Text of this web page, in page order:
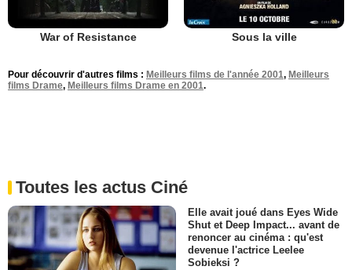
War of Resistance Sous la ville
Pour découvrir d'autres films : Meilleurs films de l'année 2001, Meilleurs
films Drame, Meilleurs films Drame en 2001.
Toutes les actus Ciné
Elle avait joué dans Eyes Wide
Shut et Deep Impact... avant de
renoncer au cinéma : qu'est
devenue l'actrice Leelee
Sobieksi ?